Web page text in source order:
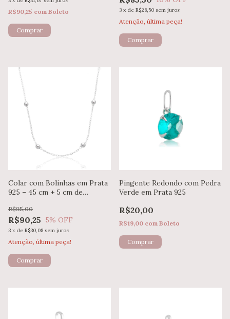
R$90,25 com Boleto 3 x de R$28,50 sem juros
Atenção, última peça!
Colar com Bolinhas em Prata
925 – 45 cm + 5 cm de
R$90,25
R$95,00
5% OFF
3 x de R$30,08 sem juros
Atenção, última peça!
Pingente Redondo com Pedra
Verde em Prata 925
R$20,00
R$19,00 com Boleto